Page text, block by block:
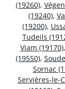
(19260),
(19240),
(19200),
Tudeils
Viam (19170),
(19550),
Sornac
Servières-le-